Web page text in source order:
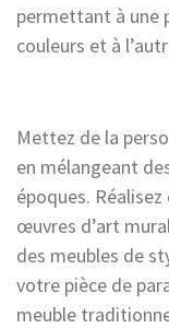
permettant à une
couleurs et à
Mettez de la
en mélangeant
époques.
œuvres d’art
des meubles de
votre pièce de
meuble